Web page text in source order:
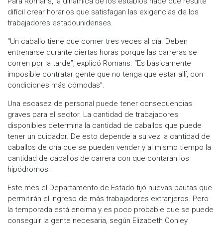
difícil crear horarios que satisfagan las exigencias de los
trabajadores estadounidenses.
“Un caballo tiene que comer tres veces al día. Deben
entrenarse durante ciertas horas porque las carreras se
corren por la tarde”, explicó Romans. “Es básicamente
imposible contratar gente que no tenga que estar allí, con
condiciones más cómodas”.
Una escasez de personal puede tener consecuencias
graves para el sector. La cantidad de trabajadores
disponibles determina la cantidad de caballos que puede
tener un cuidador. De esto depende a su vez la cantidad de
caballos de cría que se pueden vender y al mismo tiempo la
cantidad de caballos de carrera con que contarán los
hipódromos.
Este mes el Departamento de Estado fijó nuevas pautas que
permitirán el ingreso de más trabajadores extranjeros. Pero
la temporada está encima y es poco probable que se puede
conseguir la gente necesaria, según Elizabeth Conley